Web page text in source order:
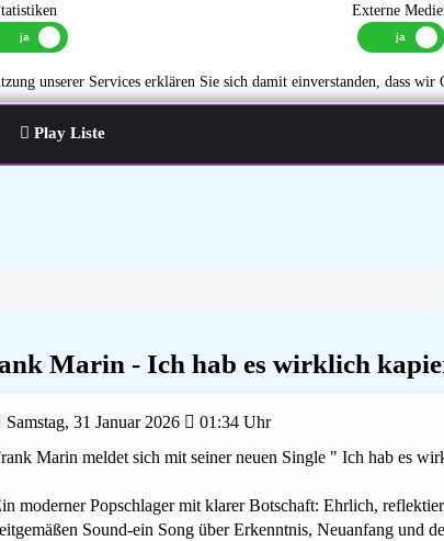
Externe
unserer Services erklären Sie sich damit einverstanden, dass wir
Play Liste
Marin - Ich hab es wirklich
Samstag, 31 Januar 2026 01:34 Uhr
Marin meldet sich mit seiner neuen Single " Ich hab es
moderner Popschlager mit klarer Botschaft: Ehrlich,
Sound-ein Song über Erkenntnis, Neuanfang und